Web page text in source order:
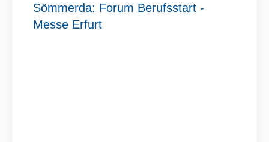
Sömmerda: Forum Berufsstart -
Messe Erfurt